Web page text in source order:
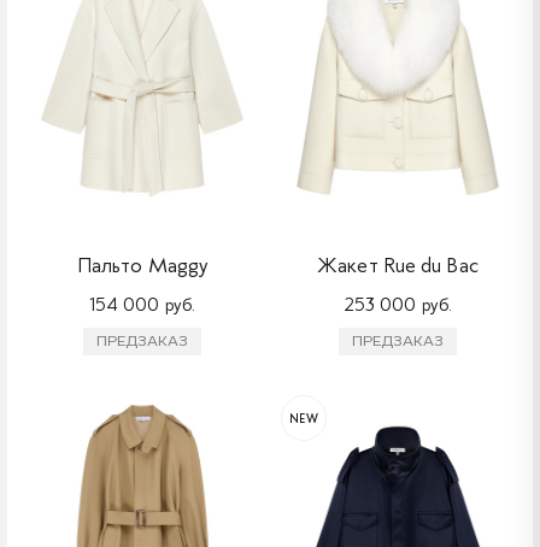
Пальто Maggy
154 000 руб.
ПРЕДЗАКАЗ
Жакет Rue du Bac
253 000 руб.
ПРЕДЗАКАЗ
NEW